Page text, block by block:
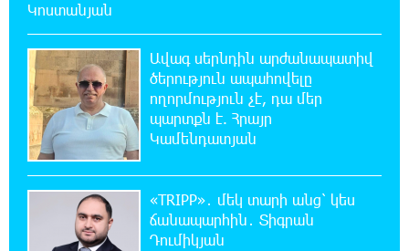
ռեստորանի արտադրական
գործունեությունը՝ սանիտարահիգիենիկ նորմերի
խախտումների պատճառով
19:11:00 10-08-2026
Ինչ աջակցություն է նախատեսված երեխա
18:43:36 10-08-2026
«Արարատ-Արմենիան» նոր դարպասապահ
Կոստանյան
Ավագ սերնդին արժանապատիվ
ծերություն ապահովելը
ողորմություն չէ, դա մեր
պարտքն է. Հրայր
Կամենդատյան
«TRIPP»․ մեկ տարի անց՝ կես
ճանապարհին․ Տիգրան
Դումիկյան